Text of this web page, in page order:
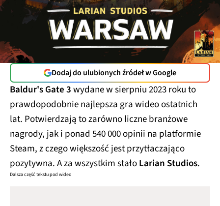
Dodaj do ulubionych źródeł w Google
Baldur's Gate 3wydane w sierpniu 2023 roku to
prawdopodobnie najlepsza gra wideo ostatnich
lat. Potwierdzają to zarówno liczne branżowe
nagrody, jak i ponad 540 000 opinii na platformie
Steam, z czego większość jest przytłaczająco
pozytywna. A za wszystkim stałoLarian Studios.
Dalsza część tekstu pod wideo